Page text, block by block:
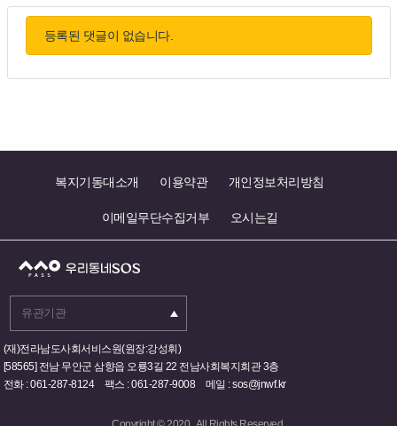
등록된 댓글이 없습니다.
복지기동대소개 이용약관 개인정보처리방침
이메일무단수집거부 오시는길
(재)전라남도사회서비스원(원장:강성휘)
[58565] 전남 무안군 삼향읍 오룡3길 22 전남사회복지회관 3층
전화 : 061-287-8124 팩스 : 061-287-9008 메일 : sos@jnwf.kr